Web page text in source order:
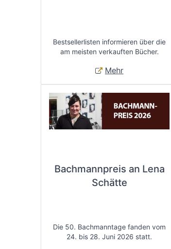
Bestsellerlisten informieren über die
am meisten verkauften Bücher.
Mehr
Bachmannpreis an Lena
Schätte
Die 50. Bachmanntage fanden vom
24. bis 28. Juni 2026 statt.